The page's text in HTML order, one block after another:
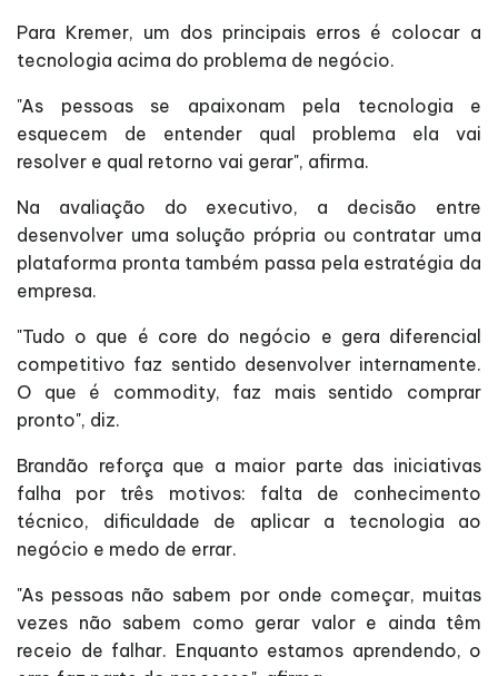
Para Kremer, um dos principais erros é colocar a
tecnologia acima do problema de negócio.
"As pessoas se apaixonam pela tecnologia e
esquecem de entender qual problema ela vai
resolver e qual retorno vai gerar", afirma.
Na avaliação do executivo, a decisão entre
desenvolver uma solução própria ou contratar uma
plataforma pronta também passa pela estratégia da
empresa.
"Tudo o que é core do negócio e gera diferencial
competitivo faz sentido desenvolver internamente.
O que é commodity, faz mais sentido comprar
pronto", diz.
Brandão reforça que a maior parte das iniciativas
falha por três motivos: falta de conhecimento
técnico, dificuldade de aplicar a tecnologia ao
negócio e medo de errar.
"As pessoas não sabem por onde começar, muitas
vezes não sabem como gerar valor e ainda têm
receio de falhar. Enquanto estamos aprendendo, o